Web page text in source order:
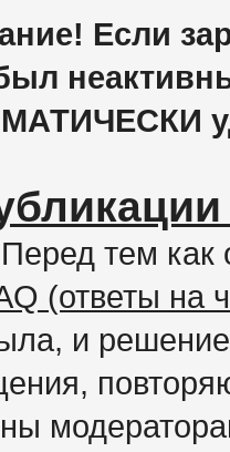
Если
тем как
(ответы на
и